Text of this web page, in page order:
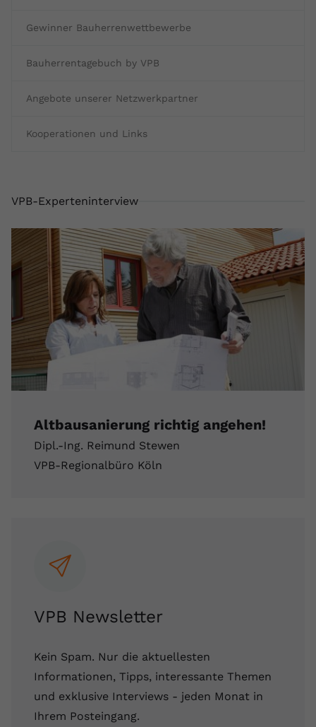
Gewinner Bauherrenwettbewerbe
Bauherrentagebuch by VPB
Angebote unserer Netzwerkpartner
Kooperationen und Links
VPB-Experteninterview
Altbausanierung richtig angehen!
Dipl.-Ing. Reimund Stewen
VPB-Regionalbüro Köln
VPB Newsletter
Kein Spam. Nur die aktuellesten
Informationen, Tipps, interessante Themen
und exklusive Interviews - jeden Monat in
Ihrem Posteingang.